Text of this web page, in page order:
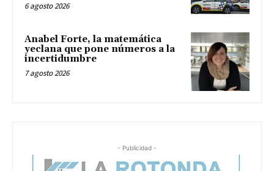
6 agosto 2026
Anabel Forte, la matemática
yeclana que pone números a la
incertidumbre
7 agosto 2026
- Publicidad -